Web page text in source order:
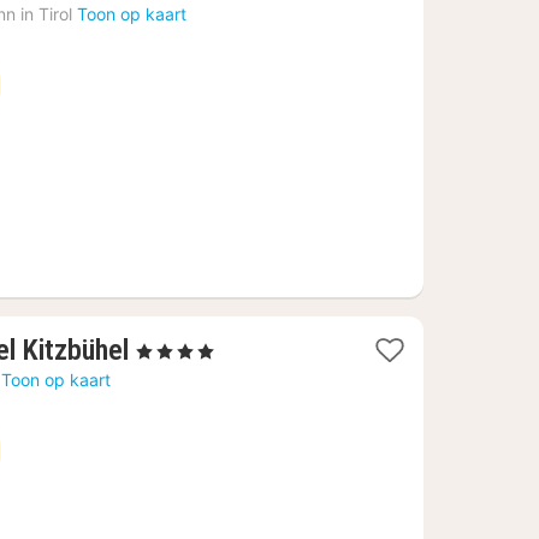
in Tirol Toon op kaart
Kitzbühel 1
, 4 Sterren
Toon op kaart